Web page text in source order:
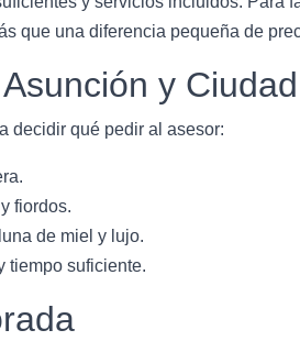
que una diferencia pequeña de
y
decidir qué pedir al asesor:
fiordos.
de miel y lujo.
tiempo suficiente.